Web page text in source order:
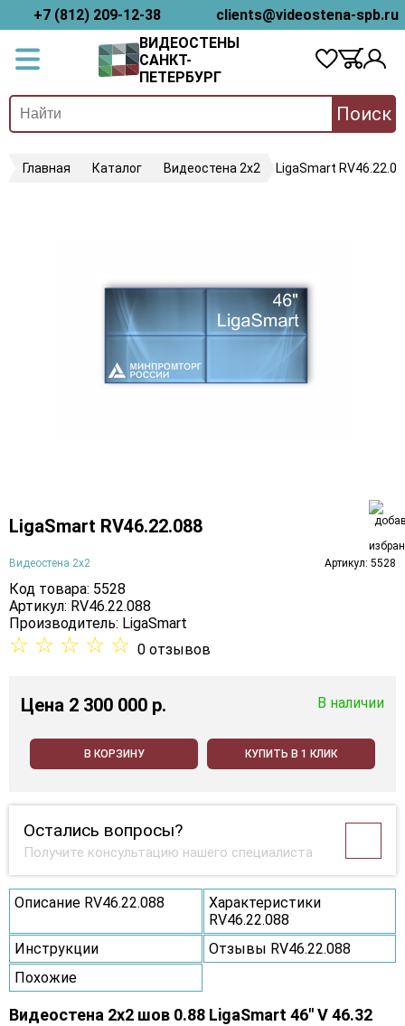
+7 (812) 209-12-38
clients@videostena-spb.ru
ВИДЕОСТЕНЫ
САНКТ-
ПЕТЕРБУРГ
Поиск
Главная Каталог Видеостена 2x2 LigaSmart
LigaSmart RV46.22.088
Видеостена 2x2 Артикул: 5528
Код товара: 5528
Артикул: RV46.22.088
Производитель: LigaSmart
☆ ☆ ☆ ☆ ☆ 0 отзывов
Цена 2 300 000 p. В наличии
В КОРЗИНУ КУПИТЬ В 1 КЛИК
Остались вопросы?
Получите консультацию нашего специалиста
Описание RV46.22.088
Характеристики
RV46.22.088
Инструкции
Отзывы RV46.22.088
Похожие
Видеостена 2x2 шов 0.88 LigaSmart 46" V 46.32